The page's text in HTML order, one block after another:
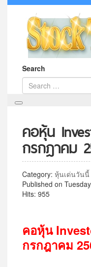
Search
คอหุ้น
กรกฎาคม
Category: หุ้นเด่นวันนี้
Published on
Hits: 955
คอหุ้น
กรกฎาคม